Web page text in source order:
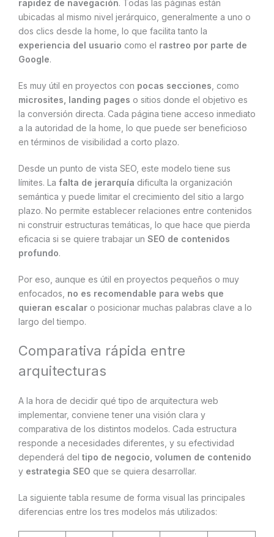
rapidez de navegación. Todas las páginas están
ubicadas al mismo nivel jerárquico, generalmente a uno o
dos clics desde la home, lo que facilita tanto la
experiencia del usuario como el rastreo por parte de
Google.
Es muy útil en proyectos con pocas secciones , como
microsites, landing pages o sitios donde el objetivo es
la conversión directa. Cada página tiene acceso inmediato
a la autoridad de la home, lo que puede ser beneficioso
en términos de visibilidad a corto plazo.
Desde un punto de vista SEO, este modelo tiene sus
límites. La falta de jerarquía dificulta la organización
semántica y puede limitar el crecimiento del sitio a largo
plazo. No permite establecer relaciones entre contenidos
ni construir estructuras temáticas, lo que hace que pierda
eficacia si se quiere trabajar un SEO de contenidos
profundo.
Por eso, aunque es útil en proyectos pequeños o muy
enfocados, no es recomendable para webs que
quieran escalar o posicionar muchas palabras clave a lo
largo del tiempo.
Comparativa rápida entre
arquitecturas
A la hora de decidir qué tipo de arquitectura web
implementar, conviene tener una visión clara y
comparativa de los distintos modelos. Cada estructura
responde a necesidades diferentes, y su efectividad
dependerá del tipo de negocio, volumen de contenido
y estrategia SEO que se quiera desarrollar.
La siguiente tabla resume de forma visual las principales
diferencias entre los tres modelos más utilizados: